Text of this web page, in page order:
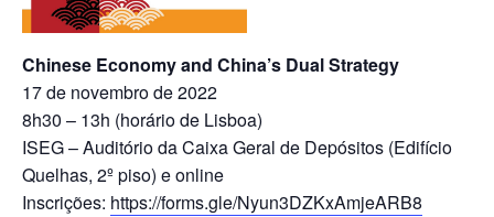
Chinese Economy and China’s Dual Strategy
17 de novembro de 2022
8h30 – 13h (horário de Lisboa)
ISEG – Auditório da Caixa Geral de Depósitos (Edifício
Quelhas, 2º piso) e online
Inscrições: https://forms.gle/Nyun3DZKxAmjeARB8